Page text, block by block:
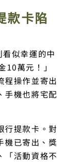
款卡陷
似幸運的中
萬元！」
程操作並寄出
手機也將宅配
行提款卡。對
機已寄出、獎
「活動資格不